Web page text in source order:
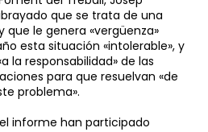
que se trata de una
que le genera «vergüenza»
esta situación «intolerable», y
la responsabilidad» de las
para que resuelvan «de
problema».
informe han participado